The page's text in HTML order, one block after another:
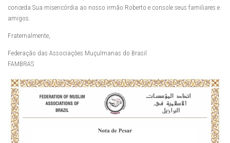
conceda Sua misericórdia ao nosso irmão Roberto e console seus familiares e
amigos.
Fraternalmente,
Federação das Associações Muçulmanas do Brasil
FAMBRAS